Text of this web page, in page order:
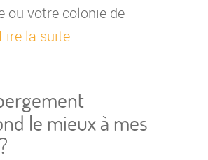
ou votre colonie de
Lire la suite
le mieux à mes